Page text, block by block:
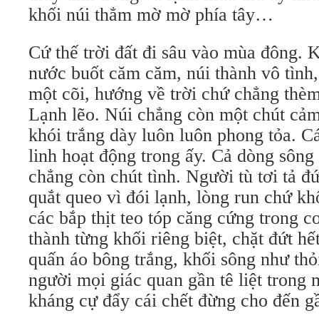
khối núi thẳm mờ mờ phía tây…
Cứ thế trời đất đi sâu vào mùa đông.
nước buốt căm căm, núi thành vô
một cõi, hướng về trời chứ chẳng
Lạnh lẽo. Núi chẳng còn một chút
khói trắng dày luôn luôn phong tỏa.
linh hoạt động trong ấy. Cả dòng
chẳng còn chút tình. Người tù tơi tả
quắt queo vì đói lạnh, lòng run chứ
các bắp thịt teo tóp căng cứng trong
thành từng khối riêng biệt, chặt đứt
quấn áo bông trắng, khối sông như
người mọi giác quan gần tê liệt trong
kháng cự đẩy cái chết đừng cho đến